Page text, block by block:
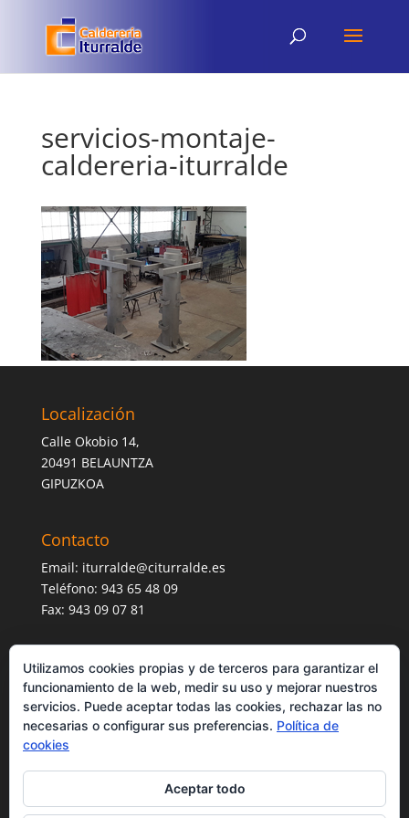
servicios-montaje-
caldereria-iturralde
Localización
Calle Okobio 14,
20491 BELAUNTZA
GIPUZKOA
Contacto
Email: iturralde@citurralde.es
Teléfono: 943 65 48 09
Fax: 943 09 07 81
Utilizamos cookies propias y de terceros para garantizar el
funcionamiento de la web, medir su uso y mejorar nuestros
servicios. Puede aceptar todas las cookies, rechazar las no
necesarias o configurar sus preferencias. Política de
cookies
Aceptar todo